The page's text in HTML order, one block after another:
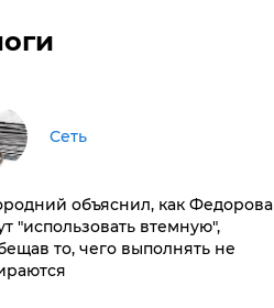
Сеть
объяснил, как Федорова
"использовать втемную",
то, чего выполнять не